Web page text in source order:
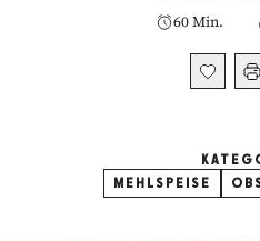
60 Min.
MEHLSPEISE